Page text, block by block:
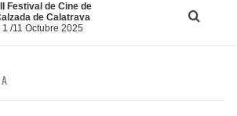
Festival de Cine de
de Calatrava
1 /11 Octubre 2025